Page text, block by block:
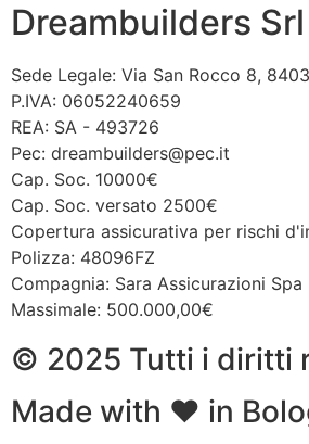
Dreambuilders Srl
Sede Legale: Via San Rocco 8,
P.IVA: 06052240659
REA: SA - 493726
Pec: dreambuilders@pec.it
Cap. Soc. 10000€
Cap. Soc. versato 2500€
Copertura assicurativa per rischi
Polizza: 48096FZ
Compagnia: Sara Assicurazioni Spa
Massimale: 500.000,00€
© 2025 Tutti i diritti
Made with ❤ in